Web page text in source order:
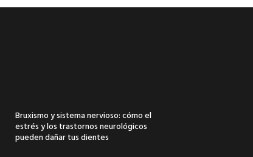
Bruxismo y sistema nervioso: cómo el
estrés y los trastornos neurológicos
pueden dañar tus dientes